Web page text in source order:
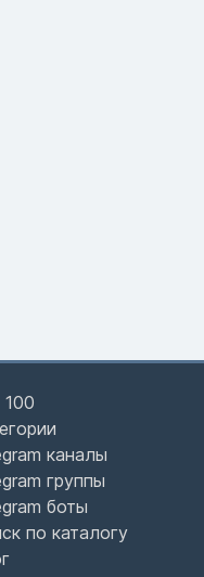
100
каналы
группы
боты
по каталогу